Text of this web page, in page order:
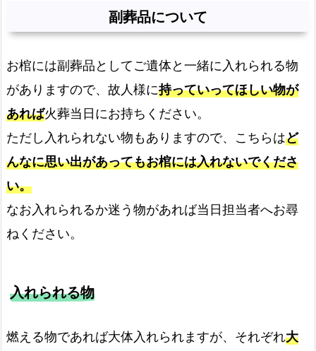
副葬品について
お棺には副葬品としてご遺体と一緒に入れられる物
がありますので、故人様に持っていってほしい物が
あれば火葬当日にお持ちください。
ただし入れられない物もありますので、こちらはど
んなに思い出があってもお棺には入れないでくださ
い。
なお入れられるか迷う物があれば当日担当者へお尋
ねください。
入れられる物
燃える物であれば大体入れられますが、それぞれ大